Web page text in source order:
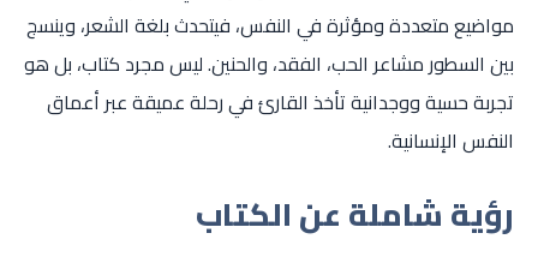
مواضيع متعددة ومؤثرة في النفس، فيتحدث بلغة الشعر، وينسج
بين السطور مشاعر الحب، الفقد، والحنين. ليس مجرد كتاب، بل هو
تجربة حسية ووجدانية تأخذ القارئ في رحلة عميقة عبر أعماق
النفس الإنسانية.
رؤية شاملة عن الكتاب